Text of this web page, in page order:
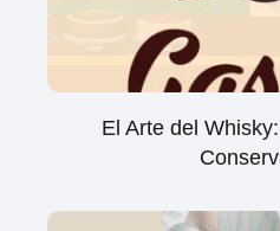
El Arte del